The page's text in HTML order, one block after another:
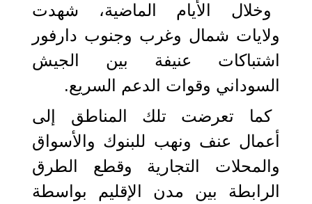
وخلال الأيام الماضية، شهدت
ولايات شمال وغرب وجنوب دارفور
اشتباكات عنيفة بين الجيش
السوداني وقوات الدعم السريع.
كما تعرضت تلك المناطق إلى
أعمال عنف ونهب للبنوك والأسواق
والمحلات التجارية وقطع الطرق
الرابطة بين مدن الإقليم بواسطة